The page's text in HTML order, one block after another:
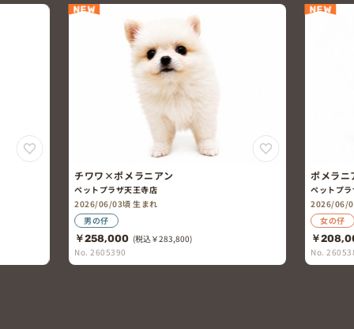
NEW
チワワ×ポメラニアン
ペットプラザ天王寺店
2026/06/03頃 生まれ
男の仔
￥258,000 (税込￥283,800)
No. 2605390
NEW
ポメラ
ペットプ
2026/06/
女の仔
￥
No.